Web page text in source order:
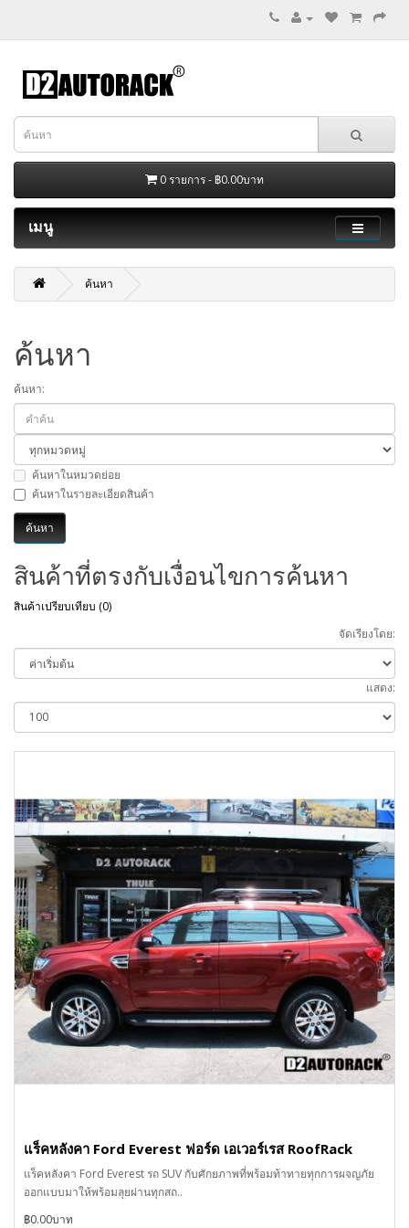
0 รายการ - ฿0.00บาท
เมนู
ค้นหา
ค้นหา
ค้นหา:
ค้นหาในหมวดย่อย
ค้นหาในรายละเอียดสินค้า
สินค้าที่ตรงกับเงื่อนไขการค้นหา
สินค้าเปรียบเทียบ (0)
จัดเรียงโดย:
แสดง:
แร็คหลังคา Ford Everest ฟอร์ด เอเวอร์เรส RoofRack
แร็คหลังคา Ford Everest รถ SUV กับศักยภาพที่พร้อมท้าทายทุกการผจญภัย
ออกแบบมาให้พร้อมลุยผ่านทุกสถ..
฿0.00บาท